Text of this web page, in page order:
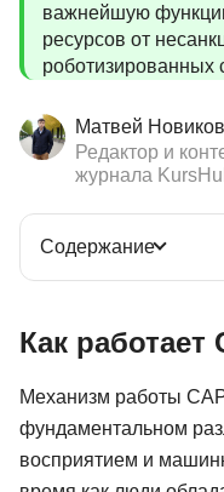
важнейшую
ресурсов от
роботизированных
Матвей Новиков
Редактор и
журнала
Содержание
Как работает
Механизм работы
фундаментальном
восприятием и